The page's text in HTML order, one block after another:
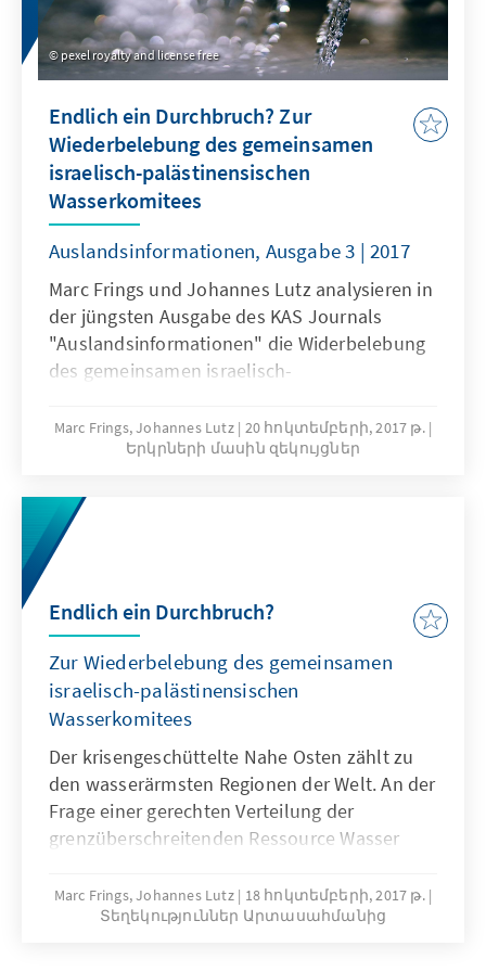
pexel royalty and license free
Endlich ein Durchbruch? Zur
Wiederbelebung des gemeinsamen
israelisch-palästinensischen
Wasserkomitees
Auslandsinformationen, Ausgabe 3 | 2017
Marc Frings und Johannes Lutz analysieren in
der jüngsten Ausgabe des KAS Journals
"Auslandsinformationen" die Widerbelebung
des gemeinsamen israelisch-
Marc Frings, Johannes Lutz 20 հոկտեմբերի, 2017 թ.
Երկրների մասին զեկույցներ
Endlich ein Durchbruch?
Zur Wiederbelebung des gemeinsamen
israelisch-palästinensischen
Wasserkomitees
Der krisengeschüttelte Nahe Osten zählt zu
den wasserärmsten Regionen der Welt. An der
Frage einer gerechten Verteilung der
grenzüberschreitenden Ressource Wasser
Ungeklärte Wasserfragen erweisen sich auch
als Hemmnis für den Frieden zwischen
Marc Frings, Johannes Lutz
18 հոկտեմբերի, 2017 թ.
Տեղեկություններ Արտասահմանից